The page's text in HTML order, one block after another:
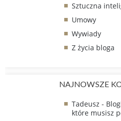
Sztuczna
Umowy
Wywiady
Z życia bloga
NAJNOWSZE
Tadeusz -
które musisz